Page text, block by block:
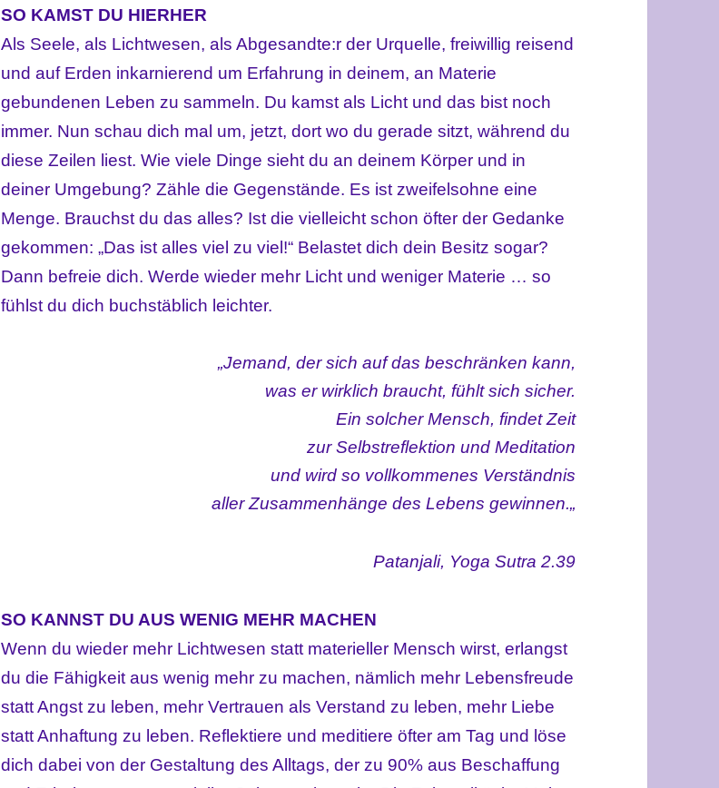
SO KAMST DU HIERHER
Als Seele, als Lichtwesen, als Abgesandte:r der Urquelle, freiwillig reisend
und auf Erden inkarnierend um Erfahrung in deinem, an Materie
gebundenen Leben zu sammeln. Du kamst als Licht und das bist noch
immer. Nun schau dich mal um, jetzt, dort wo du gerade sitzt, während du
diese Zeilen liest. Wie viele Dinge sieht du an deinem Körper und in
deiner Umgebung? Zähle die Gegenstände. Es ist zweifelsohne eine
Menge. Brauchst du das alles? Ist die vielleicht schon öfter der Gedanke
gekommen: „Das ist alles viel zu viel!“ Belastet dich dein Besitz sogar?
Dann befreie dich. Werde wieder mehr Licht und weniger Materie … so
fühlst du dich buchstäblich leichter.
„Jemand, der sich auf das beschränken kann,
was er wirklich braucht, fühlt sich sicher.
Ein solcher Mensch, findet Zeit
zur Selbstreflektion und Meditation
und wird so vollkommenes Verständnis
aller Zusammenhänge des Lebens gewinnen.„
Patanjali, Yoga Sutra 2.39
SO KANNST DU AUS WENIG MEHR MACHEN
Wenn du wieder mehr Lichtwesen statt materieller Mensch wirst, erlangst
du die Fähigkeit aus wenig mehr zu machen, nämlich mehr Lebensfreude
statt Angst zu leben, mehr Vertrauen als Verstand zu leben, mehr Liebe
statt Anhaftung zu leben. Reflektiere und meditiere öfter am Tag und löse
dich dabei von der Gestaltung des Alltags, der zu 90% aus Beschaffung